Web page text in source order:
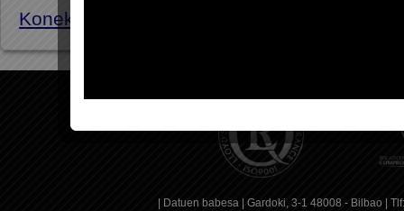
Konektatuta
Datuen babesa | Gardoki, 3-1 48008 - Bilbao |